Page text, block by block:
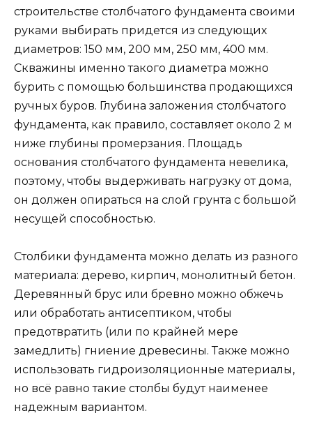
строительстве столбчатого фундамента своими
руками выбирать придется из следующих
диаметров: 150 мм, 200 мм, 250 мм, 400 мм.
Скважины именно такого диаметра можно
бурить с помощью большинства продающихся
ручных буров. Глубина заложения столбчатого
фундамента, как правило, составляет около 2 м
ниже глубины промерзания. Площадь
основания столбчатого фундамента невелика,
поэтому, чтобы выдерживать нагрузку от дома,
он должен опираться на слой грунта с большой
несущей способностью.
Столбики фундамента можно делать из разного
материала: дерево, кирпич, монолитный бетон.
Деревянный брус или бревно можно обжечь
или обработать антисептиком, чтобы
предотвратить (или по крайней мере
замедлить) гниение древесины. Также можно
использовать гидроизоляционные материалы,
но всё равно такие столбы будут наименее
надежным вариантом.